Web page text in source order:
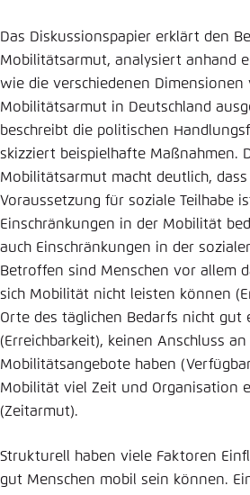
Das Diskussionspapier erklärt den
Mobilitätsarmut, analysiert anhand
wie die verschiedenen Dimensionen
Mobilitätsarmut in Deutschland
beschreibt die politischen
skizziert beispielhafte Maßnahmen.
Mobilitätsarmut macht deutlich,
Voraussetzung für soziale Teilhabe
Einschränkungen in der Mobilität
auch Einschränkungen in der
Betroffen sind Menschen vor allem
sich Mobilität nicht leisten können
Orte des täglichen Bedarfs nicht gut
(Erreichbarkeit), keinen Anschluss an
Mobilitätsangebote haben
Mobilität viel Zeit und Organisation
(Zeitarmut).
Strukturell haben viele Faktoren
gut Menschen mobil sein können.